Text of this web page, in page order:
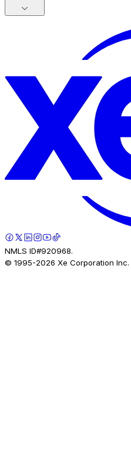
NMLS ID#920968.
© 1995-2026 Xe Corporation Inc.